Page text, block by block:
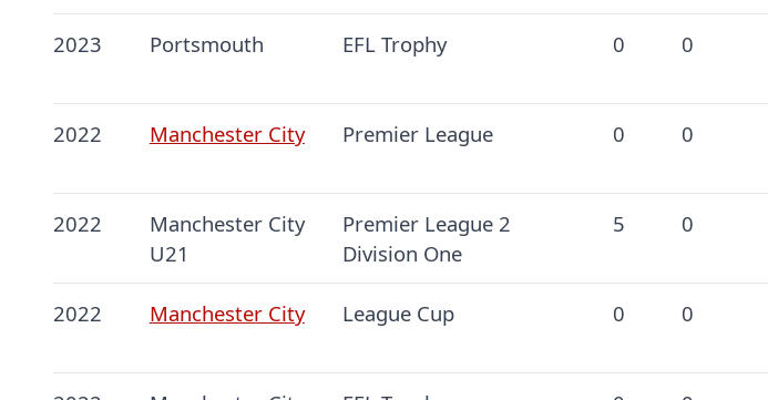
2023 Portsmouth EFL Trophy 0 0
2022 Manchester City Premier League 0 0
2022
Manchester City
U21
Premier League 2
Division One
5 0
2022 Manchester City League Cup 0 0